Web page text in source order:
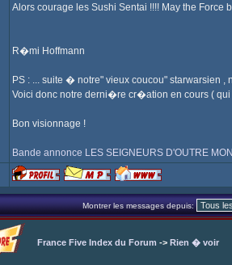
Alors courage les Sushi Sentai !!!! May the Force
R�mi Hoffmann
PS : ... suite � notre" vieux coucou" starwarsien
Voici donc notre derni�re cr�ation en cours (
Bon visionnage !
Bande annonce LES SEIGNEURS D'OUTRE
Montrer les messages depuis:
France Five Index du Forum -> Rien � voir